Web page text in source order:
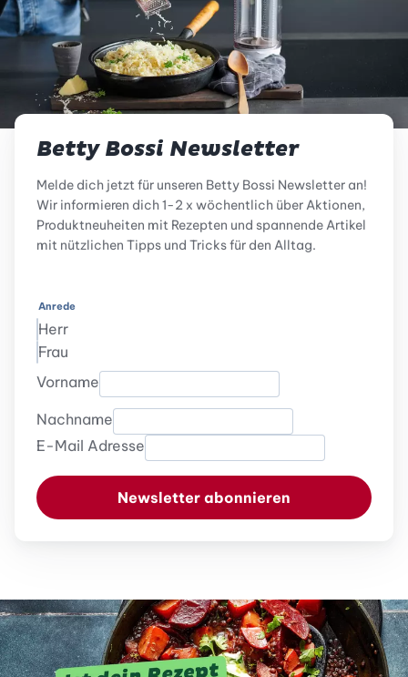
Betty Bossi Newsletter
Melde dich jetzt für unseren Betty Bossi Newsletter an!
Wir informieren dich 1-2 x wöchentlich über Aktionen,
Produktneuheiten mit Rezepten und spannende Artikel
mit nützlichen Tipps und Tricks für den Alltag.
Anrede
Herr
Frau
Vorname
Nachname
E-Mail Adresse
Newsletter abonnieren